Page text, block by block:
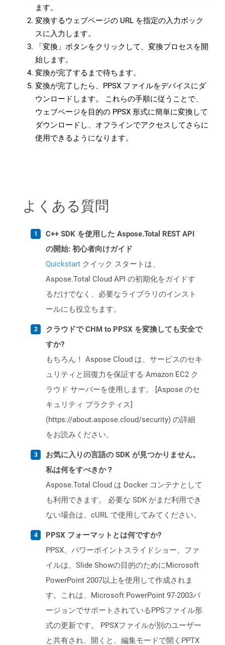
ます。
変換するウェブページの URL を指定の入力ボック
スに入力します。
「変換」ボタンをクリックして、変換プロセスを開
始します。
変換が完了するまで待ちます。
変換が完了したら、PPSX ファイルをデバイスにダ
ウンロードします。 これらの手順に従うことで、
ウェブページを目的の PPSX 形式に簡単に変換して
ダウンロードし、オフラインでアクセスしてさらに
使用できるようになります。
よくある質問
C++ SDK を使用した Aspose.Total REST API
の開始: 初心者向けガイド
Quickstart クイック スタートは、
Aspose.Total Cloud API の初期化をガイドす
るだけでなく、必要なライブラリのインスト
ールにも役立ちます。
クラウドで CHM to PPSX を変換しても安全で
すか?
もちろん！ Aspose Cloud は、サービスのセキ
ュリティと回復力を保証する Amazon EC2 ク
ラウド サーバーを使用します。 [Aspose のセ
キュリティ プラクティス]
(https://about.aspose.cloud/security) の詳細
をお読みください。
お気に入りの言語の SDK が見つかりません。
私は何をすべきか？
Aspose.Total Cloud は Docker コンテナとして
も利用できます。 必要な SDK がまだ利用でき
ない場合は、cURL で使用してみてください。
PPSX フォーマットとは何ですか?
PPSX、パワーポイントスライドショー、ファ
イルは、Slide Showの目的のためにMicrosoft
PowerPoint 2007以上を使用して作成されま
す。これは、Microsoft PowerPoint 97-2003バ
ージョンでサポートされているPPSファイル形
式の更新です。 PPSXファイルが別のユーザー
と共有され、開くと、編集モードで開くPPTX